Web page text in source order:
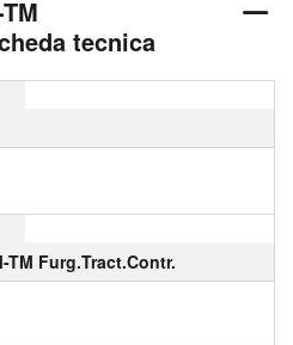
tecnica
TM Furg.Tract.Contr.